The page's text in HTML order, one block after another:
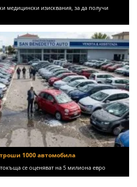
медицински изисквания, за да получи
1000 автомобила
се оценяват на 5 милиона евро